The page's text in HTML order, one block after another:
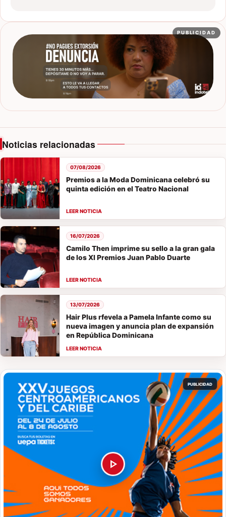
PUBLICIDAD
Noticias relacionadas
Premios a la Moda Dominicana celebró su
quinta edición en el Teatro Nacional
07/08/2026
Camilo Then imprime su sello a la gran gala
de los XI Premios Juan Pablo Duarte
16/07/2026
Hair Plus rfevela a Pamela Infante como su
nueva imagen y anuncia plan de expansión
en República Dominicana
13/07/2026